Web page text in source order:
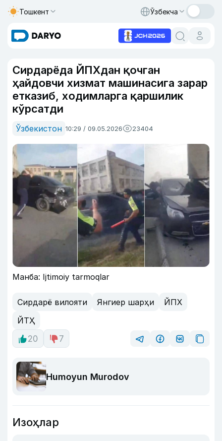
Тошкент Ўзбекча
Сирдарёда ЙПХдан қочган
ҳайдовчи хизмат машинасига зарар
етказиб, ходимларга қаршилик
кўрсатди
Ўзбекистон 10:29 / 09.05.2026 23404
Манба: Ijtimoiy tarmoqlar
Сирдарё вилояти Янгиер шарҳи
ЙПХ
ЙТҲ
20
7
Humoyun Murodov
Изоҳлар